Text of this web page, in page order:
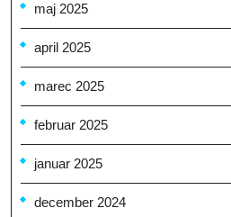
maj 2025
april 2025
marec 2025
februar 2025
januar 2025
december 2024